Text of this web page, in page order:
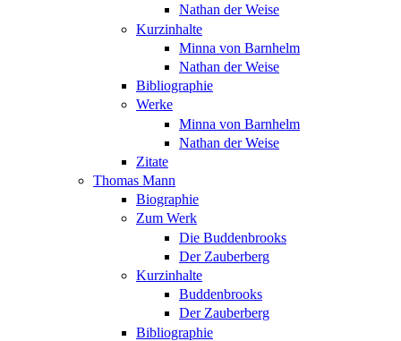
Nathan der Weise
Kurzinhalte
Minna von Barnhelm
Nathan der Weise
Bibliographie
Werke
Minna von Barnhelm
Nathan der Weise
Zitate
Thomas Mann
Biographie
Zum Werk
Die Buddenbrooks
Der Zauberberg
Kurzinhalte
Buddenbrooks
Der Zauberberg
Bibliographie